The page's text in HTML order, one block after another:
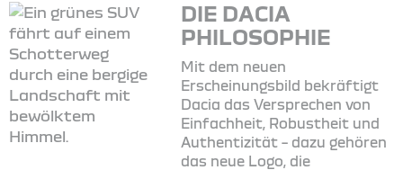
DIE DACIA
PHILOSOPHIE
Mit dem neuen
Erscheinungsbild bekräftigt
Dacia das Versprechen von
Einfachheit, Robustheit und
Authentizität – dazu gehören
das neue Logo, die